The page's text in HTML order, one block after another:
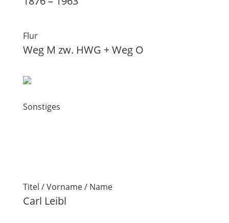
Flur
Weg M zw. HWG + Weg O
Sonstiges
Titel / Vorname / Name
Carl Leibl